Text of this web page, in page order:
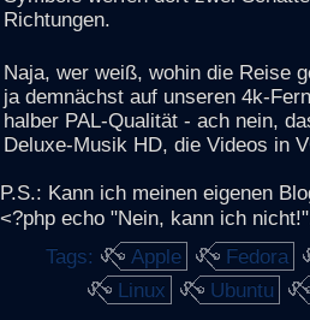
Richtungen.
Naja, wer weiß, wohin die Reise
ja demnächst auf unseren 4k-
halber PAL-Qualität - ach nein,
Deluxe-Musik HD, die Videos in
P.S.: Kann ich meinen eigenen
<?php echo "Nein, kann ich
Tags:
Apple Fedora
Linux
Ubuntu